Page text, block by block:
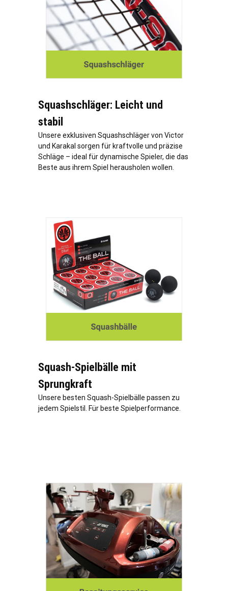
Squashschläger: Leicht und
stabil
Unsere exklusiven Squashschläger von Victor
und Karakal sorgen für kraftvolle und präzise
Schläge – ideal für dynamische Spieler, die das
Beste aus ihrem Spiel herausholen wollen.
Squash-Spielbälle mit
Sprungkraft
Unsere besten Squash-Spielbälle passen zu
jedem Spielstil. Für beste Spielperformance.